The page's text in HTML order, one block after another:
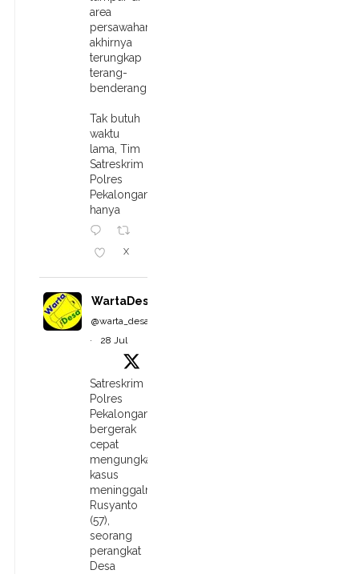
area
persawahan,
akhirnya
terungkap
terang-
benderang.
Tak butuh
waktu
lama, Tim
Satreskrim
Polres
Pekalongan
hanya
X
WartaDesa
@warta_desa
·
28 Jul
Satreskrim
Polres
Pekalongan
bergerak
cepat
mengungkap
kasus
meninggalnya
Rusyanto
(57),
seorang
perangkat
Desa